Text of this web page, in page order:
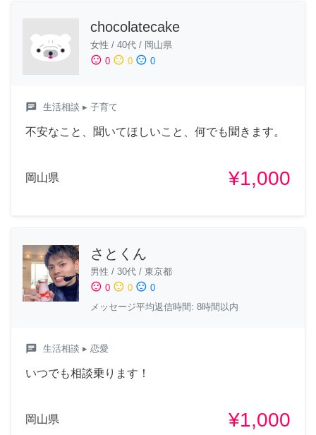
chocolatecake
女性 / 40代 / 岡山県
sentiment_satisfied 0 sentiment_neutral 0 sentiment_dissatisfied 0
chat 生活相談 ▸ 子育て
不安なこと、聞いてほしいこと、何でも聞きます。
岡山県 ¥1,000
さとくん
男性 / 30代 / 東京都
sentiment_satisfied 0 sentiment_neutral 0 sentiment_dissatisfied 0
メッセージ平均返信時間: 8時間以内
chat 生活相談 ▸ 恋愛
いつでも相談乗ります！
岡山県 ¥1,000